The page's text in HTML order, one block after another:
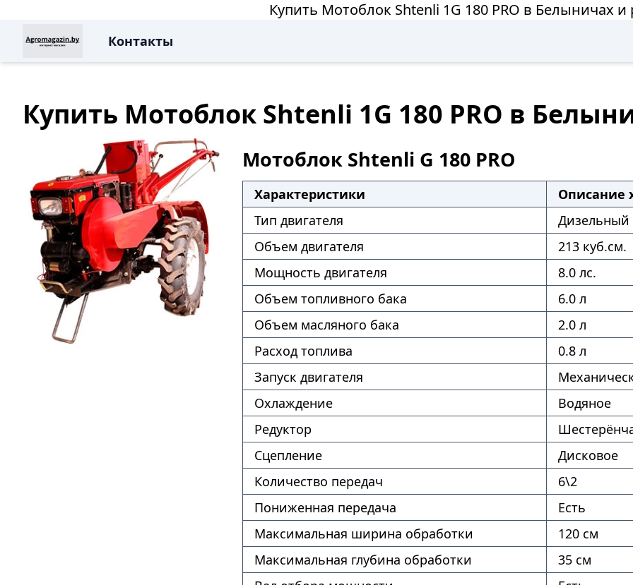
Купить Мотоблок Shtenli 1G 180 PRO в Белыничах и
Контакты
Купить Мотоблок Shtenli 1G 180 PRO в
Мотоблок Shtenli G 180 PRO
Характеристики
Описание
Тип двигателя
Дизельный
Объем двигателя
213 куб.см.
Мощность двигателя
8.0 лс.
Объем топливного бака
6.0 л
Объем масляного бака
2.0 л
Расход топлива
0.8 л
Запуск двигателя
Охлаждение
Водяное
Редуктор
Сцепление
Дисковое
Количество передач
6\2
Пониженная передача
Есть
Максимальная ширина обработки
120 см
Максимальная глубина обработки
35 см